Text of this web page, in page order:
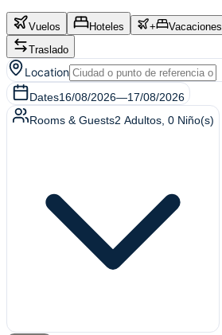
Vuelos Hoteles + Vacaciones
Traslado
Location
Dates16/08/2026—17/08/2026
Rooms & Guests2 Adultos 0 Niño(s)